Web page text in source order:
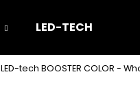
LED-TECH GEL
LED-tech BOOSTER COLOR -